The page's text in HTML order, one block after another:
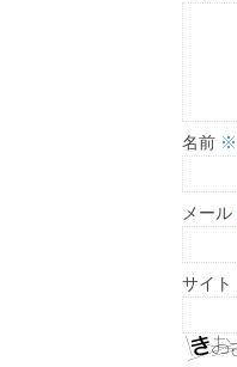
名前 ※
メール
サイト